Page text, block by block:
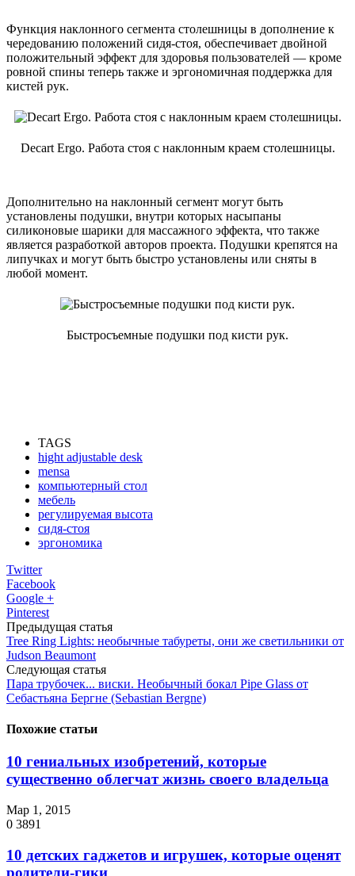
Функция наклонного сегмента столешницы в дополнение к
чередованию положений сидя-стоя, обеспечивает двойной
положительный эффект для здоровья пользователей — кроме
ровной спины теперь также и эргономичная поддержка для
кистей рук.
Decart Ergo. Работа стоя с наклонным краем столешницы.
Дополнительно на наклонный сегмент могут быть
установлены подушки, внутри которых насыпаны
силиконовые шарики для массажного эффекта, что также
является разработкой авторов проекта. Подушки крепятся на
липучках и могут быть быстро установлены или сняты в
любой момент.
Быстросъемные подушки под кисти рук.
TAGS
hight adjustable desk
mensa
компьютерный стол
мебель
регулируемая высота
сидя-стоя
эргономика
Twitter
Facebook
Google +
Pinterest
Предыдущая статья
Tree Ring Lights: необычные табуреты, они же светильники от
Judson Beaumont
Следующая статья
Пара трубочек... виски. Необычный бокал Pipe Glass от
Себастьяна Бергне (Sebastian Bergne)
Похожие статьи
10 гениальных изобретений, которые
существенно облегчат жизнь своего владельца
Мар 1, 2015
0 3891
10 детских гаджетов и игрушек, которые оценят
родители-гики